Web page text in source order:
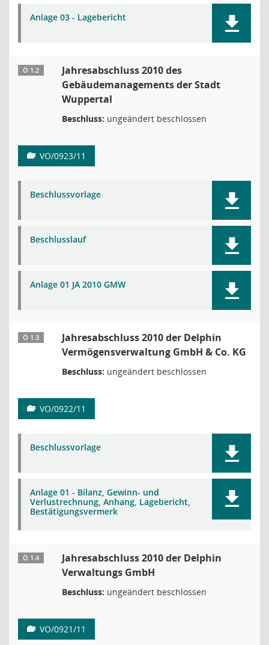
Anlage 03 - Lagebericht
Ö 1.2
Jahresabschluss 2010 des
Gebäudemanagements der Stadt
Wuppertal
Beschluss: ungeändert beschlossen
VO/0923/11
Beschlussvorlage
Beschlusslauf
Anlage 01 JA 2010 GMW
Ö 1.3
Jahresabschluss 2010 der Delphin
Vermögensverwaltung GmbH & Co. KG
Beschluss: ungeändert beschlossen
VO/0922/11
Beschlussvorlage
Anlage 01 - Bilanz, Gewinn- und
Verlustrechnung, Anhang, Lagebericht,
Bestätigungsvermerk
Ö 1.4
Jahresabschluss 2010 der Delphin
Verwaltungs GmbH
Beschluss: ungeändert beschlossen
VO/0921/11